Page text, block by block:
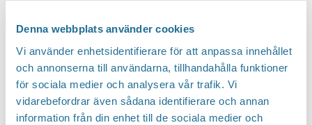
Denna webbplats använder cookies
Vi använder enhetsidentifierare för att anpassa innehållet
och annonserna till användarna, tillhandahålla funktioner
för sociala medier och analysera vår trafik. Vi
vidarebefordrar även sådana identifierare och annan
information från din enhet till de sociala medier och
Från 3 år. Vid dåligt väder läser vi inne på
biblioteket. Ingen anmälan.